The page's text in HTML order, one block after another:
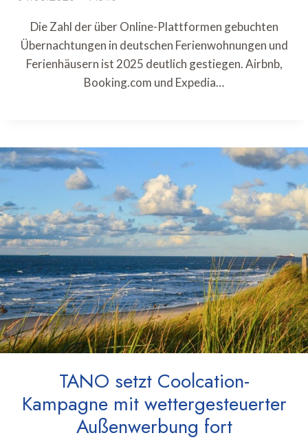
Die Zahl der über Online-Plattformen gebuchten
Übernachtungen in deutschen Ferienwohnungen und
Ferienhäusern ist 2025 deutlich gestiegen. Airbnb,
Booking.com und Expedia…
TANO setzt Coolcation-
Kampagne mit wettergesteuerter
Außenwerbung fort